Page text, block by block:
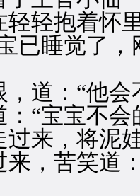
抱着怀里
已睡觉了
：“他会
宝宝不会
来，将泥
苦笑道：